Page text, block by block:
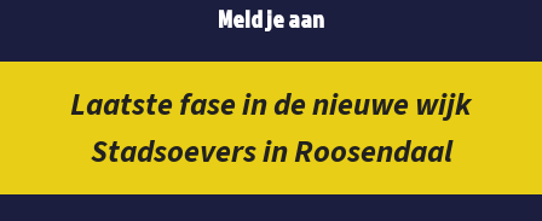
Meld je aan
Laatste fase in de nieuwe wijk
Stadsoevers in Roosendaal